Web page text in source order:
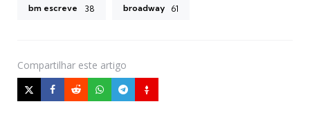
bm escreve 38 broadway 61
Compartilhar este artigo